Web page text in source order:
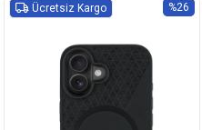
%26
Ücretsiz Kargo